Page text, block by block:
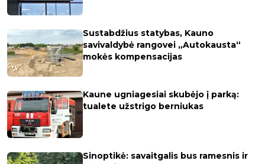
Sustabdžius statybas, Kauno
savivaldybė rangovei „Autokausta“
mokės kompensacijas
Kaune ugniagesiai skubėjo į parką:
tualete užstrigo berniukas
Sinoptikė: savaitgalis bus ramesnis ir